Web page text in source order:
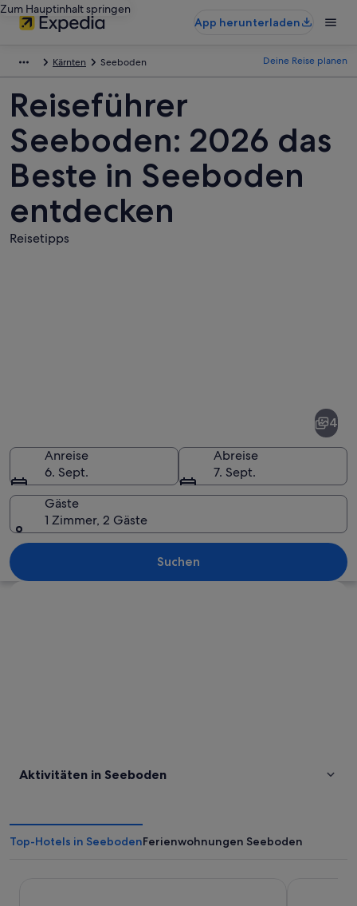
Zum Hauptinhalt springen
App herunterladen
Kärnten Seeboden Deine Reise planen
Reiseführer
Seeboden: 2026 das
Beste in Seeboden
entdecken
Reisetipps
Ein See, umgeben von Bergen und
4
Anreise
6. Sept.
Abreise
7. Sept.
Gäste
1 Zimmer, 2 Gäste
Suchen
Aktivitäten in Seeboden
Top-Hotels in SeebodenFerienwohnungen Seeboden